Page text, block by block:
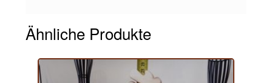
Ähnliche Produkte